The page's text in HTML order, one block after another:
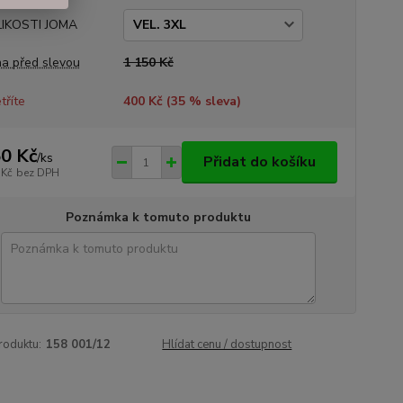
JOMA
před slevou 1 150 Kč
400 Kč (35% sleva)
Kč/ks
bez DPH
Přidat do košíku
Poznámka k tomuto produktu
158 001/12 Hlídat cenu / dostupnost